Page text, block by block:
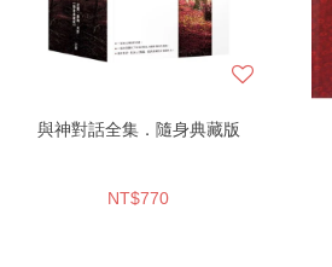
與神對話全集．隨身典藏版
NT$770